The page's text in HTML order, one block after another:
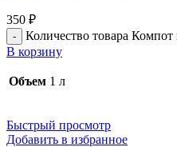
350 ₽
Количество товара
В корзину
Объем 1 л
Быстрый просмотр
Добавить в избранное